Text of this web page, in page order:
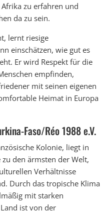
zu erfahren und
da zu sein.
lernt riesige
einschätzen, wie gut es
Er wird Respekt für die
empfinden,
mit seinen eigenen
Heimat in Europa
Faso/Réo 1988 e.V.
Kolonie, liegt in
den ärmsten der Welt,
Verhältnisse
Durch das tropische Klima
mit starken
ist von der